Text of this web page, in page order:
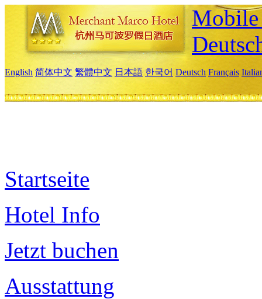
English 简体中文 繁體中文 日本語 한국어 Deutsch Français
Startseite
Hotel Info
Jetzt buchen
Ausstattung